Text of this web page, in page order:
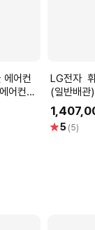
어컨
58.5
기본설
LG전자 휘센뷰2 1시리즈
(일반배관
㎡) 실외
치비 포함]
별5 (5)